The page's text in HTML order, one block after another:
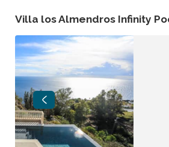
Villa los Almendros Infinity